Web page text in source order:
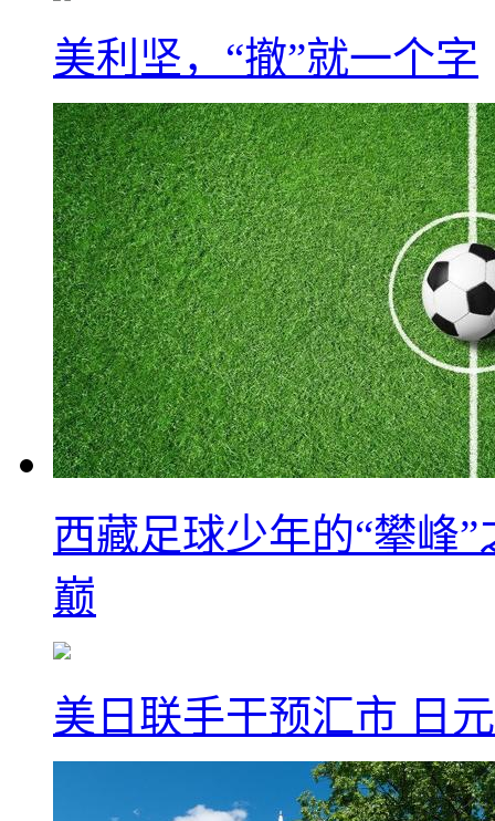
美利坚，“撤”就一个字
西藏足球少年的“攀峰
巅
美日联手干预汇市 日